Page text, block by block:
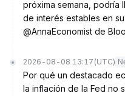
próxima semana, podría
de interés estables en
@AnnaEconomist de
2026-08-08 13:17 (UTC)
Por qué un destacado
la inflación de la Fed no